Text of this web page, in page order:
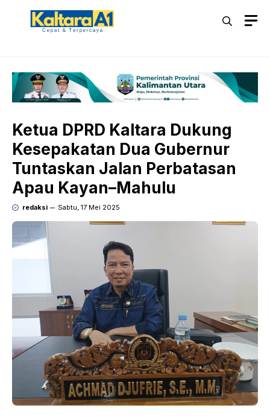
Langsung
Ketua DPRD Kaltara Dukung
Kesepakatan Dua Gubernur
Tuntaskan Jalan Perbatasan
Apau Kayan–Mahulu
redaksi Sabtu, 17 Mei 2025